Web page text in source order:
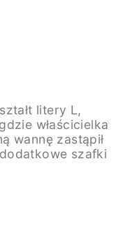
litery L,
właścicielka
wannę zastąpił
szafki